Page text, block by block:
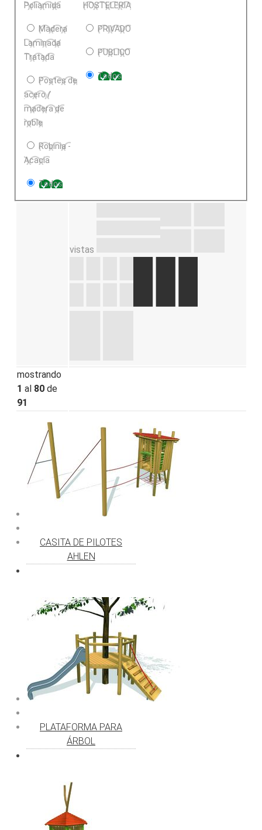
Poliamida
Madera
Laminada
Tratada
Postes de
acero /
madera de
roble
Robinia -
Acacia
Todos
HOSTELERIA
PRIVADO
PUBLICO
Todos
vistas
mostrando
1 al 80de
91
CASITA DE PILOTES
AHLEN
PLATAFORMA PARA
ÁRBOL